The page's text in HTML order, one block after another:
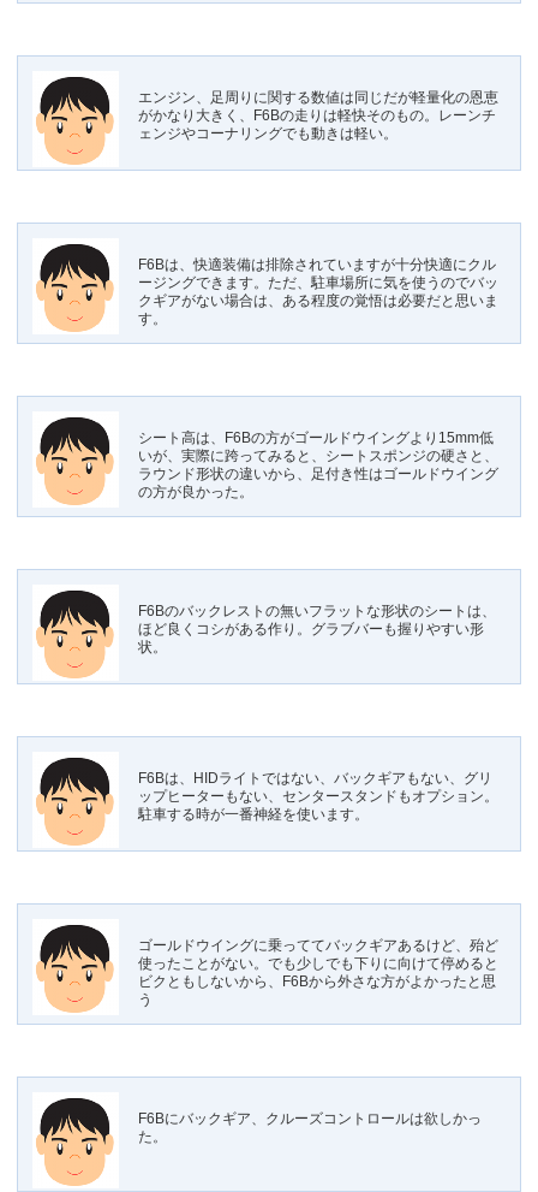
エンジン、足周りに関する数値は同じだが軽量化の恩恵
がかなり大きく、F6Bの走りは軽快そのもの。レーンチ
ェンジやコーナリングでも動きは軽い。
F6Bは、快適装備は排除されていますが十分快適にクル
ージングできます。ただ、駐車場所に気を使うのでバッ
クギアがない場合は、ある程度の覚悟は必要だと思いま
す。
シート高は、F6Bの方がゴールドウイングより15mm低
いが、実際に跨ってみると、シートスポンジの硬さと、
ラウンド形状の違いから、足付き性はゴールドウイング
の方が良かった。
F6Bのバックレストの無いフラットな形状のシートは、
ほど良くコシがある作り。グラブバーも握りやすい形
状。
F6Bは、HIDライトではない、バックギアもない、グリ
ップヒーターもない、センタースタンドもオプション。
駐車する時が一番神経を使います。
ゴールドウイングに乗っててバックギアあるけど、殆ど
使ったことがない。でも少しでも下りに向けて停めると
ビクともしないから、F6Bから外さな方がよかったと思
う
F6Bにバックギア、クルーズコントロールは欲しかっ
た。